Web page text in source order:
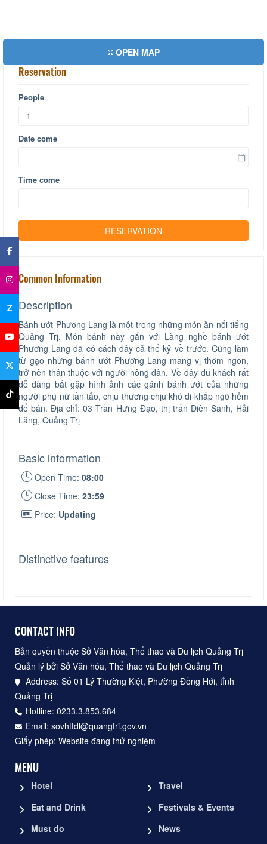
OPEN MAP
Reservation
People
Date come
Time come
Common Information
Description
Bánh ướt Phương Lang là một trong những món ăn nổi tiếng
Quảng Trị. Món bánh này gắn với Làng nghề bánh ướt
Phương Lang đã có cách đây cả thế kỷ về trước. Cũng làm
từ gạo nhưng bánh ướt Phương Lang mang vị thơm ngon,
trở nên thân thuộc với người nông dân. Về đây du khách rất
dễ dàng bắt gặp hình ảnh các gánh bánh ướt của những
người phụ nữ tần tảo, chịu thương chịu khó đi khắp ngõ hẻm
để bán. Địa chỉ: 03 Trần Hưng Đạo, thị trấn Diên Sanh, Hải
Lăng, Quảng Trị
Basic information
Open Time: 08:00
Close Time: 23:59
Price: Updating
Distinctive features
CONTACT INFO
Bản quyền thuộc Sở Văn hóa, Thể thao và Du lịch Quảng Trị
Quản lý bởi Sở Văn hóa, Thể thao và Du lịch Quảng Trị
Address: Số 01 Lý Thường Kiệt, Phường Đồng Hới, tỉnh
Quảng Trị
Hotline: 0233.3.853.684
Email: sovhttdl@quangtri.gov.vn
Giấy phép: Website đang thử nghiệm
MENU
Hotel
Eat and Drink
Must do
Travel
Festivals & Events
News
×
Z